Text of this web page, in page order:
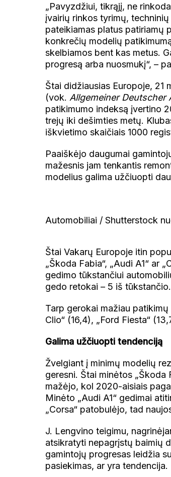
„Pavyzdžiui, tikrąjį, ne
įvairių rinkos tyrimų,
pateikiamas platus patiriamų
konkrečių modelių
skelbiamos bent kas metus.
progresą arba nuosmukį“, –
Štai didžiausias Europoje, 21
(vok. Allgemeiner Deutscher
patikimumo indeksą įvertino
trejų iki dešimties metų.
iškvietimo skaičiais 1000
Paaiškėjo daugumai
mažesnis jam tenkantis
modelius galima užčiuopti
Automobiliai / Shutterstock
Štai Vakarų Europoje itin
„Škoda Fabia“, „Audi A1“ ar
gedimo tūkstančiui
gedo retokai – 5 iš tūkstančio.
Tarp gerokai mažiau
Clio“ (16,4), „Ford Fiesta“
Galima užčiuopti tendenciją
Žvelgiant į minimų modelių
geresni. Štai minėtos „Škoda
mažėjo, kol 2020-aisiais
Minėto „Audi A1“ gedimai
„Corsa“ patobulėjo, tad
J. Lengvino teigimu,
atsikratyti nepagrįstų baimių
gamintojų progresas leidžia
pasiekimas, ar yra tendencija.